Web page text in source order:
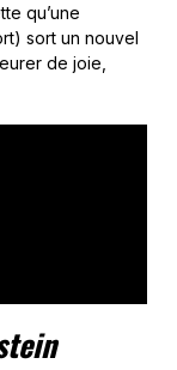
qu’une
sort un nouvel
de joie,